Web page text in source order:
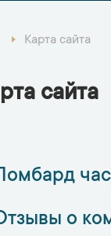
Карта сайта
сайта
о